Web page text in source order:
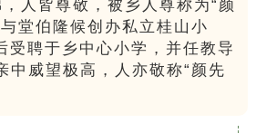
人皆尊敬，被乡人尊称为“颜
堂伯隆候创办私立桂山小
受聘于乡中心小学，并任教导
中威望极高，人亦敬称“颜先